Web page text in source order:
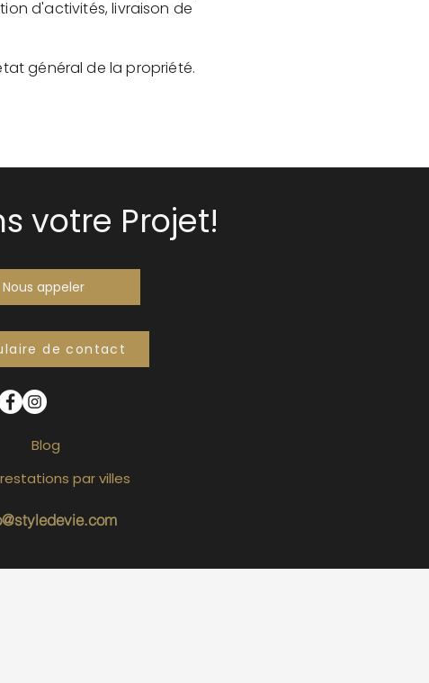
d'activités, livraison de
général de la propriété.
votre Projet!
Nous appeler
de contact
Blog
par villes